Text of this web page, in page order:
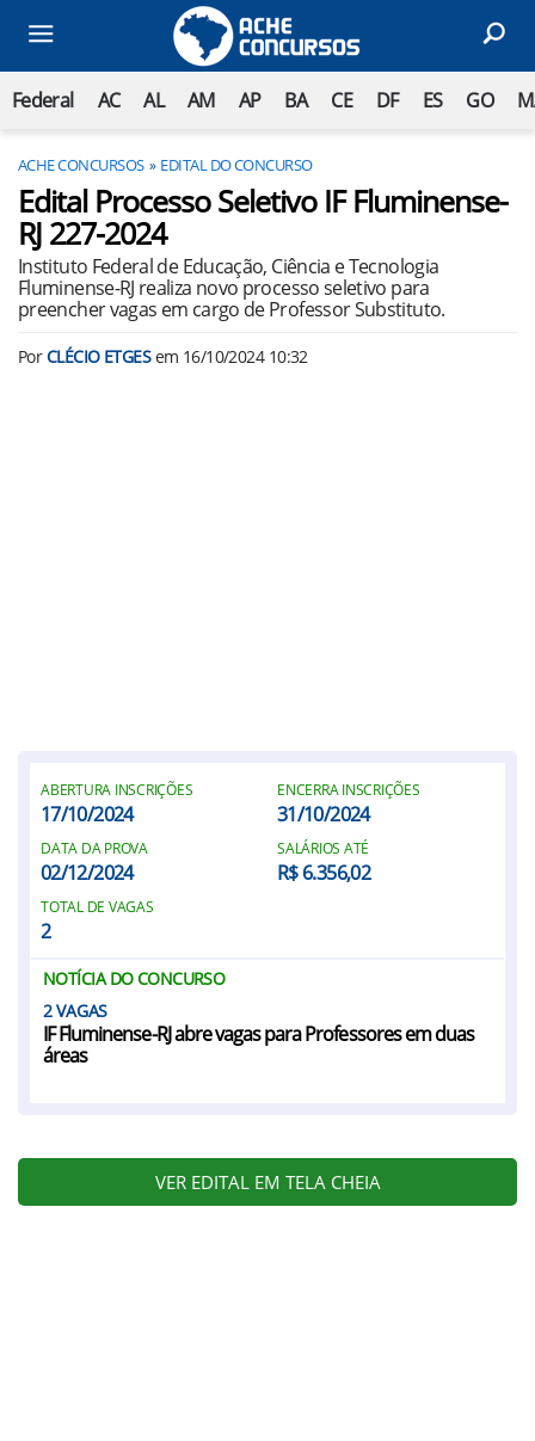
Federal AC AL AM AP BA CE DF ES GO
ACHE CONCURSOS EDITAL DO CONCURSO
Edital Processo Seletivo IF Fluminense-
RJ 227-2024
Instituto Federal de Educação, Ciência e Tecnologia
Fluminense-RJ realiza novo processo seletivo para
preencher vagas em cargo de Professor Substituto.
PorCLÉCIO ETGESem 16/10/2024 10:32
ABERTURA INSCRIÇÕES
17/10/2024
ENCERRA INSCRIÇÕES
31/10/2024
DATA DA PROVA
02/12/2024
SALÁRIOS ATÉ
R$ 6.356,02
TOTAL DE VAGAS
2
NOTÍCIA DO CONCURSO
2
IF Fluminense-RJ abre vagas para Professores em duas
áreas
VER EDITAL EM TELA CHEIA